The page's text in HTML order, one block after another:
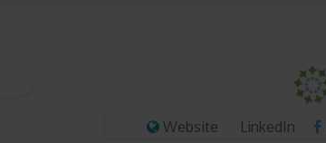
Website LinkedIn